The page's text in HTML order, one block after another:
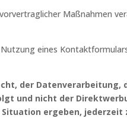
Maßnahmen
eines
der
und nicht der
ergeben, jederzeit